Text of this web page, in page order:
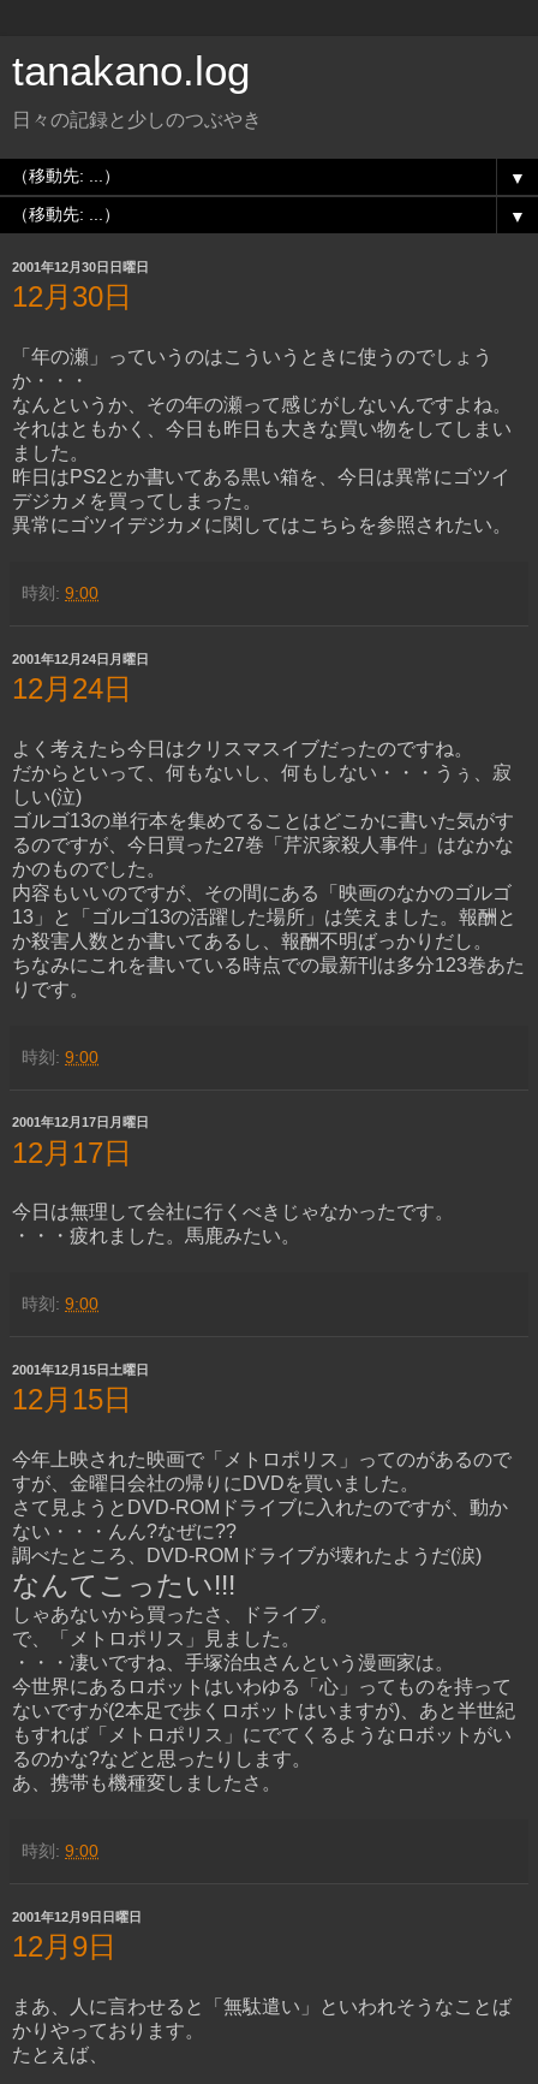
tanakano.log
日々の記録と少しのつぶやき
▼
▼
2001年12月30日日曜日
12月30日
「年の瀬」っていうのはこういうときに使うのでしょう
か・・・
なんというか、その年の瀬って感じがしないんですよね。
それはともかく、今日も昨日も大きな買い物をしてしまい
ました。
昨日はPS2とか書いてある黒い箱を、今日は異常にゴツイ
デジカメを買ってしまった。
異常にゴツイデジカメに関してはこちら を参照されたい。
時刻: 9:00
2001年12月24日月曜日
12月24日
よく考えたら今日はクリスマスイブだったのですね。
だからといって、何もないし、何もしない・・・うぅ、寂
しい(泣)
ゴルゴ13の単行本を集めてることはどこかに書いた気がす
るのですが、今日買った27巻「芹沢家殺人事件」はなかな
かのものでした。
内容もいいのですが、その間にある「映画のなかのゴルゴ
13」と「ゴルゴ13の活躍した場所」は笑えました。報酬と
か殺害人数とか書いてあるし、報酬不明ばっかりだし。
ちなみにこれを書いている時点での最新刊は多分123巻あた
りです。
時刻: 9:00
2001年12月17日月曜日
12月17日
今日は無理して会社に行くべきじゃなかったです。
・・・疲れました。馬鹿みたい。
時刻: 9:00
2001年12月15日土曜日
12月15日
今年上映された映画で「メトロポリス」ってのがあるので
すが、金曜日会社の帰りにDVDを買いました。
さて見ようとDVD-ROMドライブに入れたのですが、動か
ない・・・んん?なぜに??
調べたところ、DVD-ROMドライブが壊れたようだ(涙)
なんてこったい!!!
しゃあないから買ったさ、ドライブ。
で、「メトロポリス」見ました。
・・・凄いですね、手塚治虫さんという漫画家は。
今世界にあるロボットはいわゆる「心」ってものを持って
ないですが(2本足で歩くロボットはいますが)、あと半世紀
もすれば「メトロポリス」にでてくるようなロボットがい
るのかな?などと思ったりします。
あ、携帯も機種変しましたさ。
時刻: 9:00
2001年12月9日日曜日
12月9日
まあ、人に言わせると「無駄遣い」といわれそうなことば
かりやっております。
たとえば、